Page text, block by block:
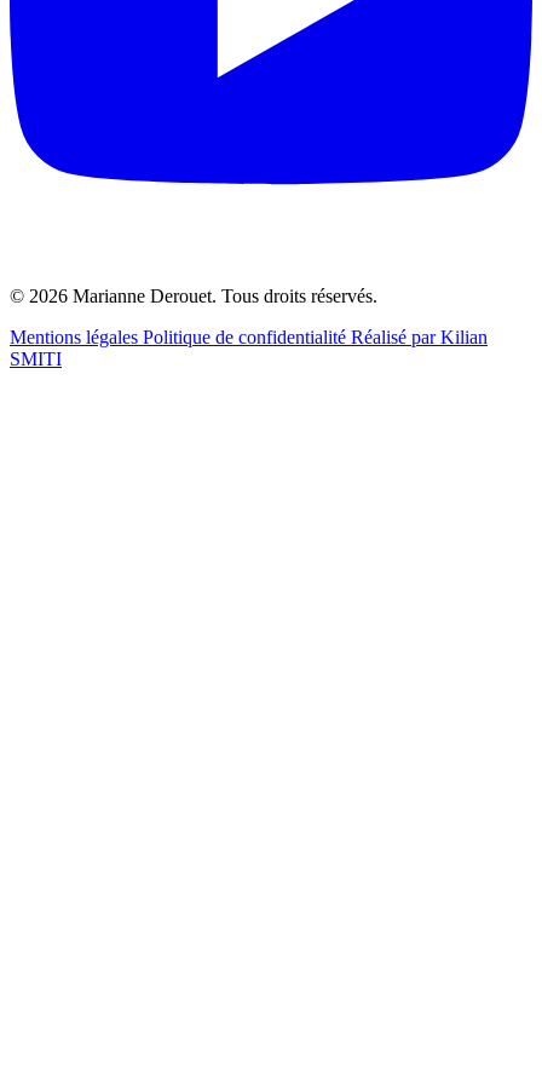
© 2026 Marianne Derouet. Tous droits réservés.
Mentions légales Politique de confidentialité Réalisé par Kilian
SMITI